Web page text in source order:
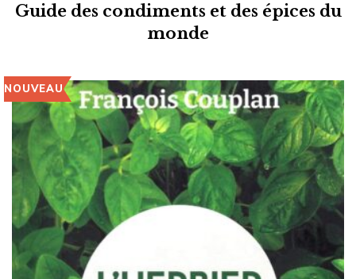
Guide des condiments et des épices du
monde
NOUVEAU